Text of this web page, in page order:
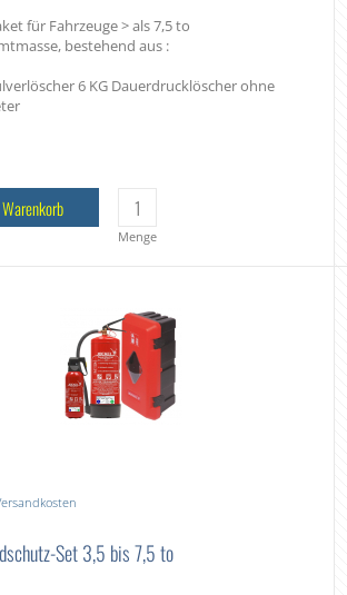
für Fahrzeuge > als 7,5 to
bestehend aus :
6 KG Dauerdrucklöscher ohne
Menge
Set 3,5 bis 7,5 to